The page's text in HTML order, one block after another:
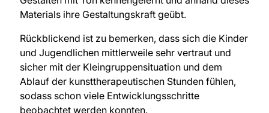
Materials ihre Gestaltungskraft geübt.
Rückblickend ist zu bemerken, dass sich die Kinder
und Jugendlichen mittlerweile sehr vertraut und
sicher mit der Kleingruppensituation und dem
Ablauf der kunsttherapeutischen Stunden fühlen,
sodass schon viele Entwicklungsschritte
beobachtet werden konnten.